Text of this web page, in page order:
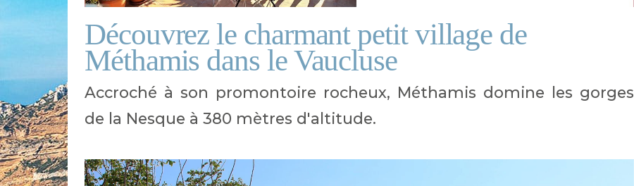
Découvrez le charmant petit village de
Méthamis dans le Vaucluse
Accroché à son promontoire rocheux, Méthamis domine les gorges
de la Nesque à 380 mètres d'altitude.